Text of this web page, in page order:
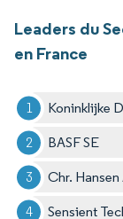
Leaders du
en France
Koninklijke
BASF SE
Chr. Hansen
Sensient